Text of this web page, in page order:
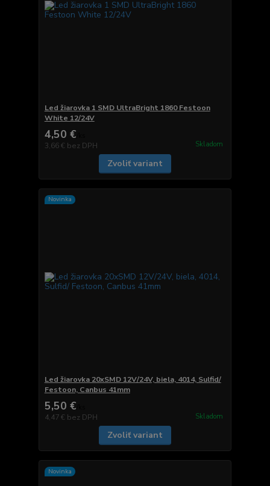
Led žiarovka 1 SMD UltraBright 1860 Festoon
White 12/24V
4,50 €
3,66 € bez DPH Skladom
Zvoliť variant
Novinka
Led žiarovka 20xSMD 12V/24V, biela, 4014, Sulfid/
Festoon, Canbus 41mm
5,50 €
4,47 € bez DPH Skladom
Zvoliť variant
Novinka